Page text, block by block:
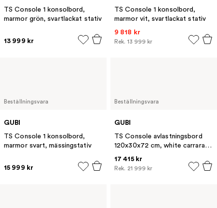
TS Console 1 konsolbord,
marmor grön, svartlackat stativ
13 999 kr
TS Console 1 konsolbord,
marmor vit, svartlackat stativ
9 818 kr
Rek. 13 999 kr
Beställningsvara
GUBI
TS Console 1 konsolbord,
marmor svart, mässingstativ
15 999 kr
Beställningsvara
GUBI
TS Console avlastningsbord
120x30x72 cm, white carrara
marble, svart stativ, med bricka
17 415 kr
Rek. 21 999 kr